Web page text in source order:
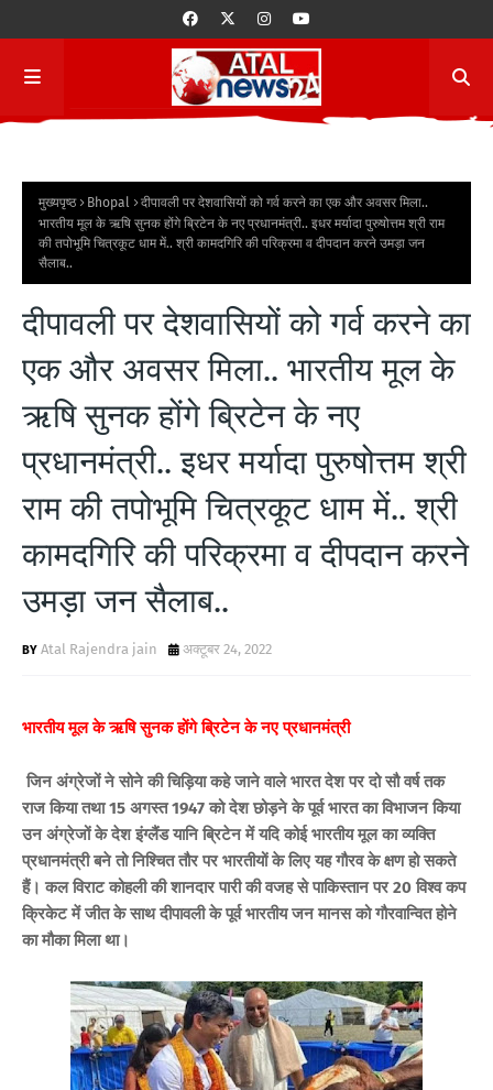
मुख्यपृष्ठ Bhopal
दीपावली पर देशवासियों को गर्व करने का एक और अवसर मिला..
भारतीय मूल के ऋषि सुनक होंगे ब्रिटेन के नए प्रधानमंत्री.. इधर मर्यादा पुरुषोत्तम श्री राम
की तपोभूमि चित्रकूट धाम में.. श्री कामदगिरि की परिक्रमा व दीपदान करने उमड़ा जन
सैलाब..
दीपावली पर देशवासियों को गर्व करने का
एक और अवसर मिला.. भारतीय मूल के
ऋषि सुनक होंगे ब्रिटेन के नए
प्रधानमंत्री.. इधर मर्यादा पुरुषोत्तम श्री
राम की तपोभूमि चित्रकूट धाम में.. श्री
कामदगिरि की परिक्रमा व दीपदान करने
उमड़ा जन सैलाब..
Atal Rajendra jain अक्टूबर 24, 2022
भारतीय मूल के ऋषि सुनक होंगे ब्रिटेन के नए प्रधानमंत्री
जिन अंग्रेजों ने सोने की चिड़िया कहे जाने वाले भारत देश पर दो सौ वर्ष तक
राज किया तथा 15 अगस्त 1947 को देश छोड़ने के पूर्व भारत का विभाजन किया
उन अंग्रेजों के देश इंग्लैंड यानि ब्रिटेन में यदि कोई भारतीय मूल का व्यक्ति
प्रधानमंत्री बने तो निश्चित तौर पर भारतीयों के लिए यह गौरव के क्षण हो सकते
हैं। कल विराट कोहली की शानदार पारी की वजह से पाकिस्तान पर 20 विश्व कप
क्रिकेट में जीत के साथ दीपावली के पूर्व भारतीय जन मानस को गौरवान्वित होने
का मौका मिला था।